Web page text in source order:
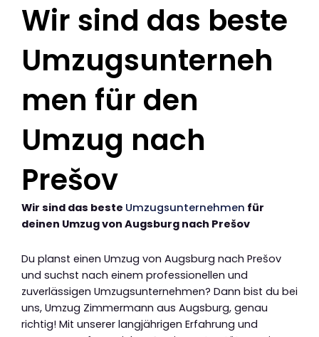
Wir sind das beste
Umzugsunterneh
men für den
Umzug nach
Prešov
Wir sind das beste Umzugsunternehmen für
deinen Umzug von Augsburg nach Prešov
Du planst einen Umzug von Augsburg nach Prešov
und suchst nach einem professionellen und
zuverlässigen Umzugsunternehmen? Dann bist du bei
uns, Umzug Zimmermann aus Augsburg, genau
richtig! Mit unserer langjährigen Erfahrung und